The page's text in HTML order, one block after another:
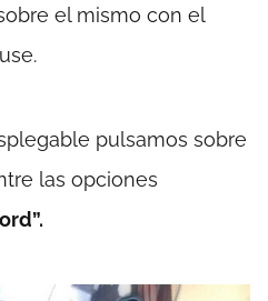
el mismo con el
pulsamos sobre
las opciones